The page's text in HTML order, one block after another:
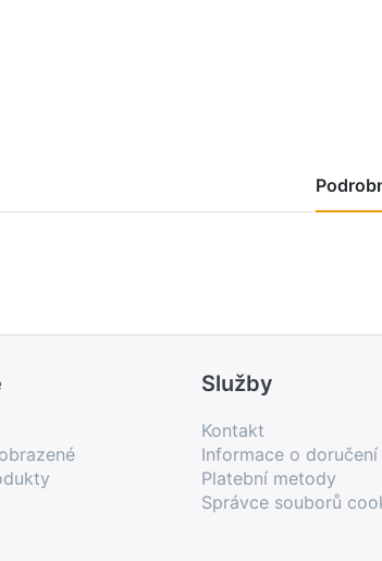
Služby
Kontakt
Informace o doručení
Platební metody
Správce souborů